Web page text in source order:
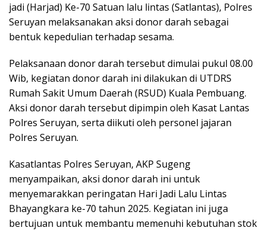
jadi (Harjad) Ke-70 Satuan lalu lintas (Satlantas), Polres
Seruyan melaksanakan aksi donor darah sebagai
bentuk kepedulian terhadap sesama.
Pelaksanaan donor darah tersebut dimulai pukul 08.00
Wib, kegiatan donor darah ini dilakukan di UTDRS
Rumah Sakit Umum Daerah (RSUD) Kuala Pembuang.
Aksi donor darah tersebut dipimpin oleh Kasat Lantas
Polres Seruyan, serta diikuti oleh personel jajaran
Polres Seruyan.
Kasatlantas Polres Seruyan, AKP Sugeng
menyampaikan, aksi donor darah ini untuk
menyemarakkan peringatan Hari Jadi Lalu Lintas
Bhayangkara ke-70 tahun 2025. Kegiatan ini juga
bertujuan untuk membantu memenuhi kebutuhan stok